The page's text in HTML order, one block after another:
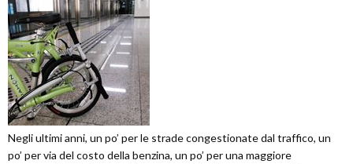
Negli ultimi anni, un po’ per le strade congestionate dal traffico, un
po’ per via del costo della benzina, un po’ per una maggiore